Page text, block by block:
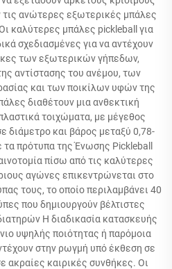
τις ανώτερες εξωτερικές μπάλες
καλύτερες μπάλες pickleball για
σχεδιασμένες για να αντέχουν
των εξωτερικών γήπεδων,
αντίστασης του ανέμου, των
και των ποικίλων υφών της
διαθέτουν μια ανθεκτική
τοιχώματα, με μέγεθος
διάμετρο και βάρος μεταξύ 0,78-
πρότυπα της Ένωσης Pickleball
πίσω από τις καλύτερες
αγώνες επικεντρώνεται στο
τους, το οποίο περιλαμβάνει 40
που δημιουργούν βέλτιστες
Η διαδικασία κατασκευής
υψηλής ποιότητας ή παρόμοια
στην ρωγμή υπό έκθεση σε
ακραίες καιρικές συνθήκες. Οι